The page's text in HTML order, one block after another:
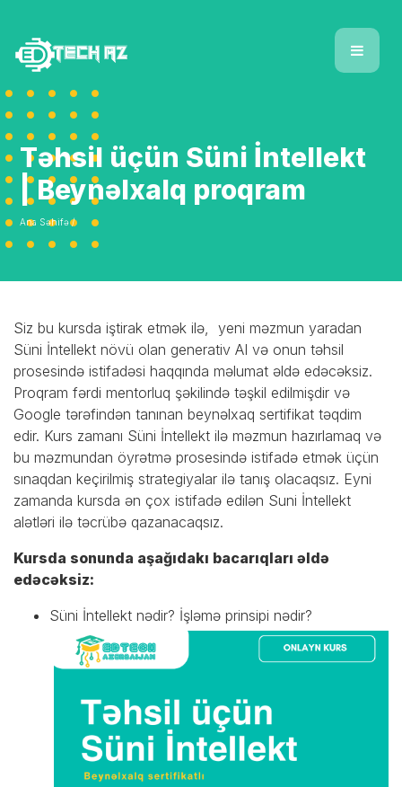
Təhsil üçün Süni İntellekt
| Beynəlxalq proqram
Ana Səhifə /
Siz bu kursda iştirak etmək ilə, yeni məzmun yaradan
Süni İntellekt növü olan generativ AI və onun təhsil
prosesində istifadəsi haqqında məlumat əldə edəcəksiz.
Proqram fərdi mentorluq şəkilində təşkil edilmişdir və
Google tərəfindən tanınan beynəlxaq sertifikat təqdim
edir. Kurs zamanı Süni İntellekt ilə məzmun hazırlamaq və
bu məzmundan öyrətmə prosesində istifadə etmək üçün
sınaqdan keçirilmiş strategiyalar ilə tanış olacaqsız. Eyni
zamanda kursda ən çox istifadə edilən Suni İntellekt
alətləri ilə təcrübə qazanacaqsız.
Kursda sonunda aşağıdakı bacarıqları əldə
edəcəksiz:
Süni İntellekt nədir? İşləmə prinsipi nədir?